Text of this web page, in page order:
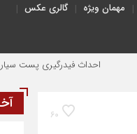
مهمان ویژه
گالری عکس
فیدرگیری پست سیار شهرک رازی؛
60